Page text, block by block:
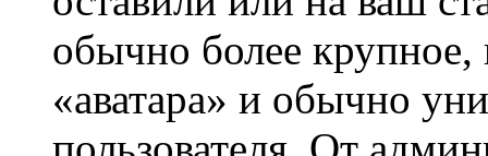
обычно более крупное,
«аватара» и обычно